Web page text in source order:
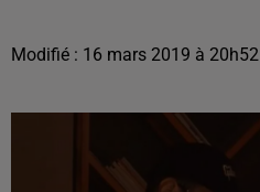
Modifié : 16 mars 2019 à